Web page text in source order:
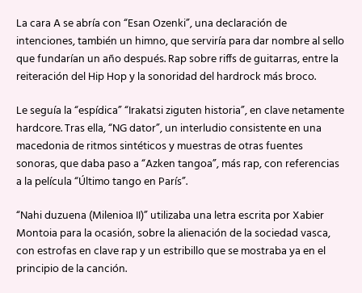
La cara A se abría con “Esan Ozenki”, una declaración de
intenciones, también un himno, que serviría para dar nombre al sello
que fundarían un año después. Rap sobre riffs de guitarras, entre la
reiteración del Hip Hop y la sonoridad del hardrock más broco.
Le seguía la “espídica” “Irakatsi ziguten historia”, en clave netamente
hardcore. Tras ella, “NG dator”, un interludio consistente en una
macedonia de ritmos sintéticos y muestras de otras fuentes
sonoras, que daba paso a “Azken tangoa”, más rap, con referencias
a la película “Último tango en París”.
“Nahi duzuena (Milenioa II)” utilizaba una letra escrita por Xabier
Montoia para la ocasión, sobre la alienación de la sociedad vasca,
con estrofas en clave rap y un estribillo que se mostraba ya en el
principio de la canción.